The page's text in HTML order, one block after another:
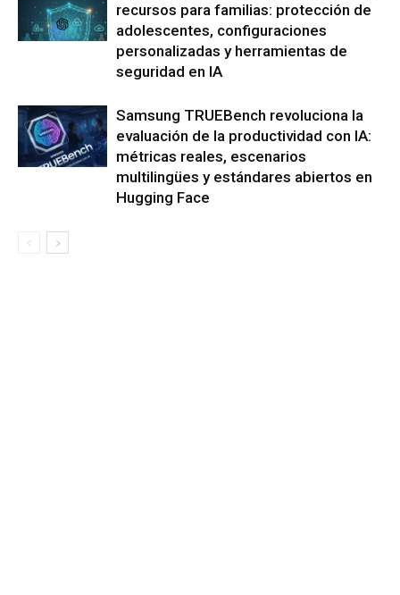
recursos para familias: protección de
adolescentes, configuraciones
personalizadas y herramientas de
seguridad en IA
Samsung TRUEBench revoluciona la
evaluación de la productividad con IA:
métricas reales, escenarios
multilingües y estándares abiertos en
Hugging Face